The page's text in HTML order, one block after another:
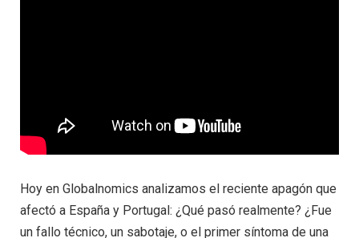
Hoy en Globalnomics analizamos el reciente apagón que
afectó a España y Portugal: ¿Qué pasó realmente? ¿Fue
un fallo técnico, un sabotaje, o el primer síntoma de una